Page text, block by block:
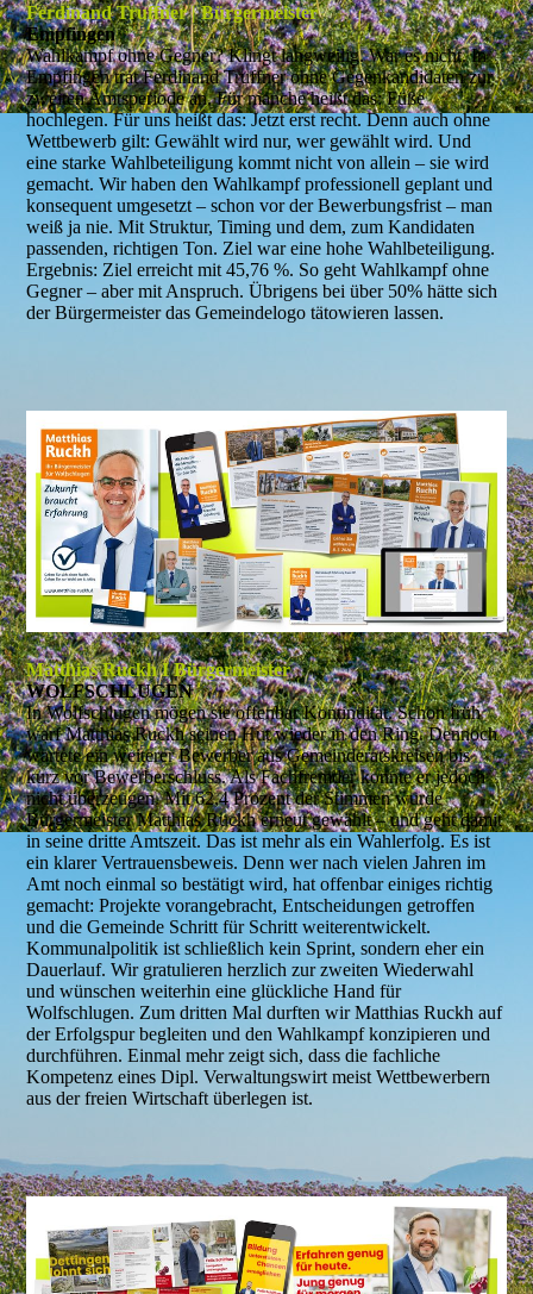
Ferdinand Truffner | Bürgermeister
Empfingen
Wahlkampf ohne Gegner? Klingt langweilig. War es nicht. In
Empfingen trat Ferdinand Truffner ohne Gegenkandidaten zur
zweiten Amtsperiode an. Für manche heißt das: Füße
hochlegen. Für uns heißt das: Jetzt erst recht. Denn auch ohne
Wettbewerb gilt: Gewählt wird nur, wer gewählt wird. Und
eine starke Wahlbeteiligung kommt nicht von allein – sie wird
gemacht. Wir haben den Wahlkampf professionell geplant und
konsequent umgesetzt – schon vor der Bewerbungsfrist – man
weiß ja nie. Mit Struktur, Timing und dem, zum Kandidaten
passenden, richtigen Ton. Ziel war eine hohe Wahlbeteiligung.
Ergebnis: Ziel erreicht mit 45,76 %. So geht Wahlkampf ohne
Gegner – aber mit Anspruch. Übrigens bei über 50% hätte sich
der Bürgermeister das Gemeindelogo tätowieren lassen.
Matthias Ruckh I Bürgermeister
WOLFSCHLUGEN
In Wolfschlugen mögen sie offenbar Kontinuität. Schon früh
warf Matthias Ruckh seinen Hut wieder in den Ring. Dennoch
wartete ein weiterer Bewerber aus Gemeinderatskreisen bis
kurz vor Bewerberschluss. Als Fachfremder konnte er jedoch
nicht überzeugen. Mit 62,4 Prozent der Stimmen wurde
Bürgermeister Matthias Ruckh erneut gewählt – und geht damit
in seine dritte Amtszeit. Das ist mehr als ein Wahlerfolg. Es ist
ein klarer Vertrauensbeweis. Denn wer nach vielen Jahren im
Amt noch einmal so bestätigt wird, hat offenbar einiges richtig
gemacht: Projekte vorangebracht, Entscheidungen getroffen
und die Gemeinde Schritt für Schritt weiterentwickelt.
Kommunalpolitik ist schließlich kein Sprint, sondern eher ein
Dauerlauf. Wir gratulieren herzlich zur zweiten Wiederwahl
und wünschen weiterhin eine glückliche Hand für
Wolfschlugen. Zum dritten Mal durften wir Matthias Ruckh auf
der Erfolgspur begleiten und den Wahlkampf konzipieren und
durchführen. Einmal mehr zeigt sich, dass die fachliche
Kompetenz eines Dipl. Verwaltungswirt meist Wettbewerbern
aus der freien Wirtschaft überlegen ist.